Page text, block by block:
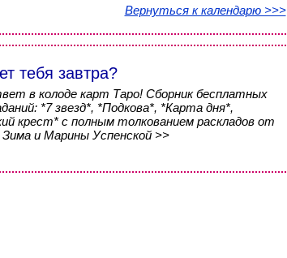
Вернуться к календарю >>>
тебя завтра?
в колоде карт Таро! Сборник бесплатных
*7 звезд*, *Подкова*, *Карта дня*,
крест* с полным толкованием раскладов от
и Марины Успенской >>